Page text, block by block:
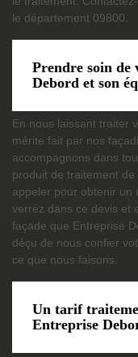
le département 09800.
Prendre soin de
Debord et son
En nous laissant traiter
mérite fait par nos
accompagnons dans
produit de traitement
appeler pour obtenir un
verrez dans ce devis et
façade que Entreprise
déçu de nous confier
ce que nous faisons.
Un tarif
Entreprise